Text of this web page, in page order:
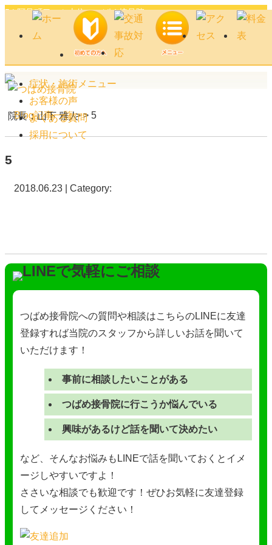
5 | 阿見町口コミ上位のつばめ接骨院
症状・施術メニュー
お客様の声
よくある質問
採用について
院長：山下 雅人
Blog記事一覧> > 5
5
2018.06.23 | Category:
つばめ接骨院への質問や相談はこちらのLINEに友達
登録すれば当院のスタッフから詳しいお話を聞いて
いただけます！
事前に相談したいことがある
つばめ接骨院に行こうか悩んでいる
興味があるけど話を聞いて決めたい
など、そんなお悩みもLINEで話を聞いておくとイメ
ージしやすいですよ！
ささいな相談でも歓迎です！ぜひお気軽に友達登録
してメッセージください！